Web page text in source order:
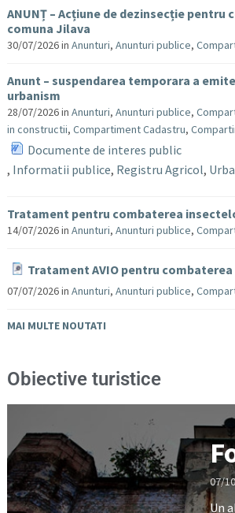
ANUNȚ – Acțiune de dezinsecție
comuna Jilava
30/07/2026inAnunturi,Anunturi publice,
Anunt – suspendarea temporara a
urbanism
28/07/2026inAnunturi,Anunturi publice,
in constructii,Compartiment Cadastru,
Documente de interes public
, Informatii publice, Registru Agricol,
Tratament pentru combaterea
14/07/2026inAnunturi,Anunturi publice,
Tratament AVIO pentru
07/07/2026inAnunturi,Anunturi publice,
MAI MULTE NOUTATI
Obiective turistice
07/
Un